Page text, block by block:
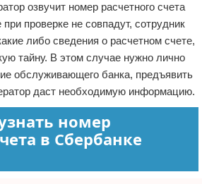
озвучит номер расчетного счета
проверке не совпадут, сотрудник
либо сведения о расчетном счете,
тайну. В этом случае нужно лично
обслуживающего банка, предъявить
даст необходимую информацию.
номер
в Сбербанке